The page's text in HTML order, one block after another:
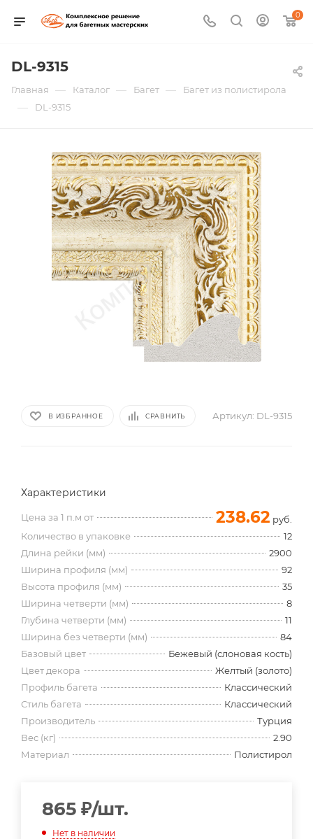
0
DL-9315
Главная — Каталог — Багет — Багет из полистирола
— DL-9315
В ИЗБРАННОЕ СРАВНИТЬ Артикул: DL-9315
Характеристики
Цена за 1 п.м от 238.62 руб.
Количество в упаковке
12
Длина рейки (мм)
2900
Ширина профиля (мм)
92
Высота профиля (мм)
35
Ширина четверти (мм)
8
Глубина четверти (мм)
11
Ширина без четверти (мм)
84
Базовый цвет
Бежевый (слоновая кость)
Цвет декора
Желтый (золото)
Профиль багета
Классический
Стиль багета
Классический
Производитель
Турция
Вес (кг)
2.90
Материал
Полистирол
865 ₽/шт.
Нет в наличии